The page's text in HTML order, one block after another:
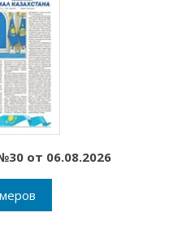
от 06.08.2026